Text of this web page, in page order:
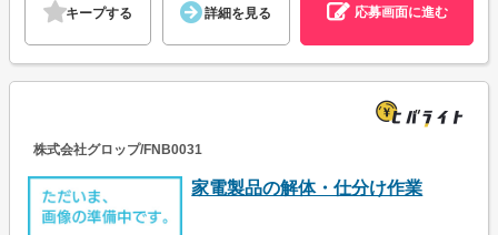
キープする 詳細を見る 応募画面に進む
株式会社グロップ/FNB0031
家電製品の解体・仕分け作業